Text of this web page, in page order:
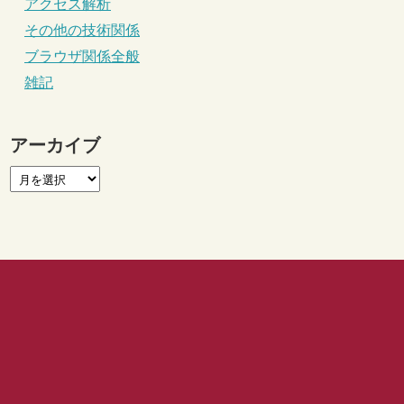
アクセス解析
その他の技術関係
ブラウザ関係全般
雑記
アーカイブ